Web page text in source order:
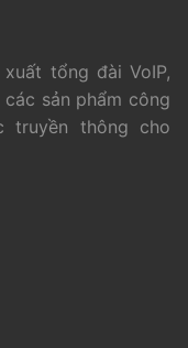
tổng đài VoIP,
sản phẩm công
truyền thông cho